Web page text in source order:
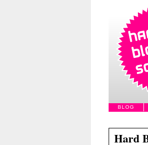
BLOG
Hard